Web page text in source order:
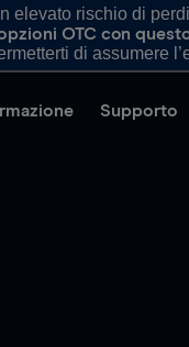
elevato rischio di
OTC con
di assumere
Supporto